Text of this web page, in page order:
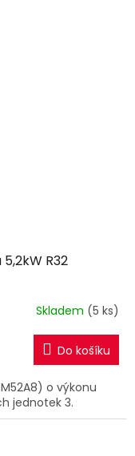
R32
Skladem (5 ks)
Do košíku
o výkonu
jednotek 3.